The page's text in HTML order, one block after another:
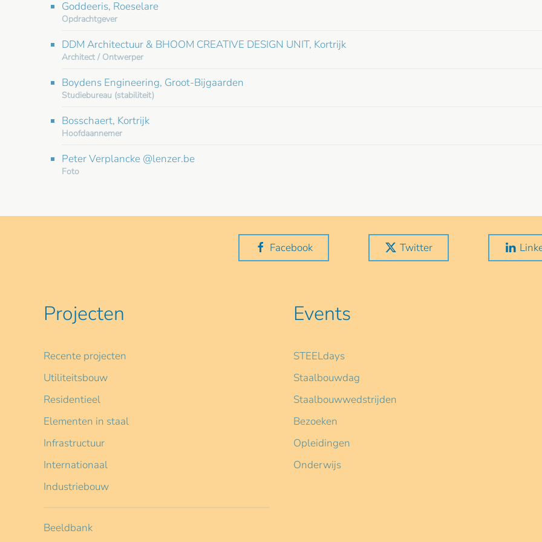
Goddeeris, Roeselare
Opdrachtgever
DDM Architectuur & BHOOM CREATIVE DESIGN UNIT, Kortrijk
Architect / Ontwerper
Boydens Engineering, Groot-Bijgaarden
Studiebureau (stabiliteit)
Bosschaert, Kortrijk
Hoofdaannemer
Peter Verplancke @lenzer.be
Foto
Facebook Twitter
Projecten
Recente projecten
Utiliteitsbouw
Residentieel
Elementen in staal
Infrastructuur
Internationaal
Industriebouw
Beeldbank
Events
STEELdays
Staalbouwdag
Staalbouwwedstrijden
Bezoeken
Opleidingen
Onderwijs